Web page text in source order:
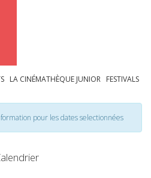
LA CINÉMATHÈQUE JUNIOR FESTIVALS
pour les dates selectionnées